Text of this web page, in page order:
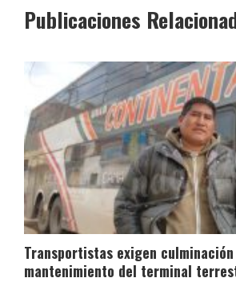
Publicaciones
Transportistas exigen
mantenimiento del terminal